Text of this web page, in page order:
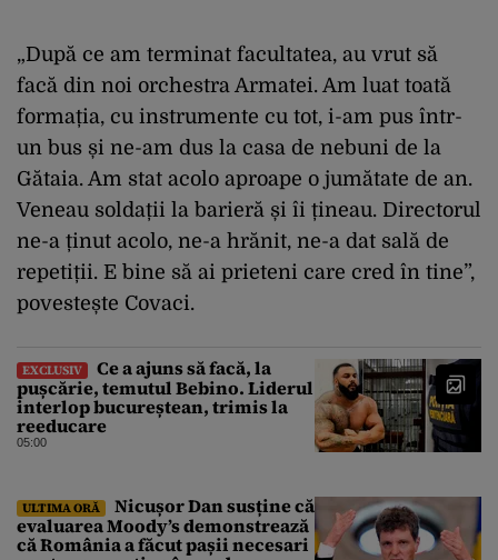
„După ce am terminat facultatea, au vrut să
facă din noi orchestra Armatei. Am luat toată
formația, cu instrumente cu tot, i-am pus într-
un bus și ne-am dus la casa de nebuni de la
Gătaia. Am stat acolo aproape o jumătate de an.
Veneau soldații la barieră și îi țineau. Directorul
ne-a ținut acolo, ne-a hrănit, ne-a dat sală de
repetiții. E bine să ai prieteni care cred în tine”,
povestește Covaci.
EXCLUSIV
Ce a ajuns să facă, la
pușcărie, temutul Bebino. Liderul
interlop bucureștean, trimis la
reeducare
05:00
ULTIMA ORĂ
Nicușor Dan susține că
evaluarea Moody’s demonstrează
că România a făcut pașii necesari